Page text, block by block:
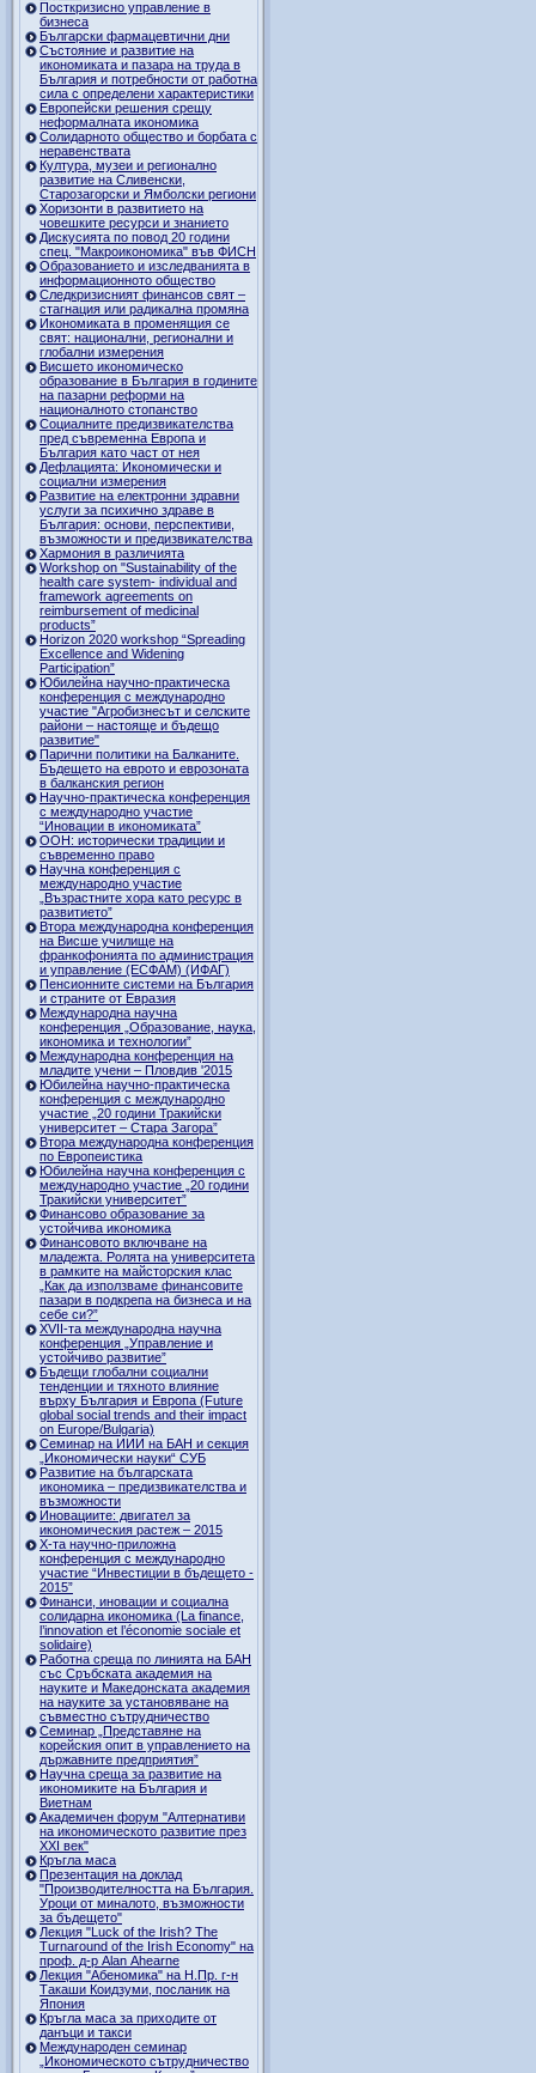
Посткризисно управление в
бизнеса
Български фармацевтични дни
Състояние и развитие на
икономиката и пазара на труда в
България и потребности от работна
сила с определени характеристики
Европейски решения срещу
неформалната икономика
Солидарното общество и борбата с
неравенствата
Култура, музеи и регионално
развитие на Сливенски,
Старозагорски и Ямболски региони
Хоризонти в развитието на
човешките ресурси и знанието
Дискусията по повод 20 години
спец. "Макроикономика" във ФИСН
Образованието и изследванията в
информационното общество
Следкризисният финансов свят –
стагнация или радикална промяна
Икономиката в променящия се
свят: национални, регионални и
глобални измерения
Висшето икономическо
образование в България в годините
на пазарни реформи на
националното стопанство
Социалните предизвикателства
пред съвременна Европа и
България като част от нея
Дефлацията: Икономически и
социални измерения
Развитие на електронни здравни
услуги за психично здраве в
България: основи, перспективи,
възможности и предизвикателства
Хармония в различията
Workshop on "Sustainability of the
health care system- individual and
framework agreements on
reimbursement of medicinal
products”
Horizon 2020 workshop “Spreading
Excellence and Widening
Participation”
Юбилейна научно-практическа
конференция с международно
участие "Агробизнесът и селските
райони – настояще и бъдещо
развитие"
Парични политики на Балканите.
Бъдещето на еврото и еврозоната
в балканския регион
Научно-практическа конференция
с международно участие
“Иновации в икономиката”
ООН: исторически традиции и
съвременно право
Научна конференция с
международно участие
„Възрастните хора като ресурс в
развитието”
Втора международна конференция
на Висше училище на
франкофонията по администрация
и управление (ЕСФАМ) (ИФАГ)
Пенсионните системи на България
и страните от Евразия
Международна научна
конференция „Образование, наука,
икономика и технологии”
Международна конференция на
младите учени – Пловдив '2015
Юбилейна научно-практическа
конференция с международно
участие „20 години Тракийски
университет – Стара Загора”
Втора международна конференция
по Европеистика
Юбилейна научна конференция с
международно участие „20 години
Тракийски университет”
Финансово образование за
устойчива икономика
Финансовото включване на
младежта. Ролята на университета
в рамките на майсторския клас
„Как да използваме финансовите
пазари в подкрепа на бизнеса и на
себе си?”
XVII-та международна научна
конференция „Управление и
устойчиво развитие”
Бъдещи глобални социални
тенденции и тяхното влияние
върху България и Европа (Future
global social trends and their impact
on Europe/Bulgaria)
Семинар на ИИИ на БАН и секция
„Икономически науки“ СУБ
Развитие на българската
икономика – предизвикателства и
възможности
Иновациите: двигател за
икономическия растеж – 2015
Х-та научно-приложна
конференция с международно
участие “Инвестиции в бъдещето -
2015”
Финанси, иновации и социална
солидарна икономика (La finance,
l’innovation et l’économie sociale et
solidaire)
Работна среща по линията на БАН
със Сръбската академия на
науките и Македонската академия
на науките за установяване на
съвместно сътрудничество
Семинар „Представяне на
корейския опит в управлението на
държавните предприятия”
Научна среща за развитие на
икономиките на България и
Виетнам
Академичен форум "Алтернативи
на икономическото развитие през
XXI век"
Кръгла маса
Презентация на доклад
"Производителността на България.
Уроци от миналото, възможности
за бъдещето"
Лекция "Luck of the Irish? The
Turnaround of the Irish Economy" на
проф. д-р Alan Ahearne
Лекция "Абеномика" на Н.Пр. г-н
Такаши Коидзуми, посланик на
Япония
Кръгла маса за приходите от
данъци и такси
Международен семинар
„Икономическото сътрудничество